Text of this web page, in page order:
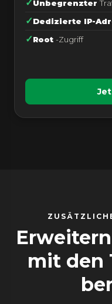
Unbegrenzter
Dedizierte IP-
Root -Zugriff
mit den